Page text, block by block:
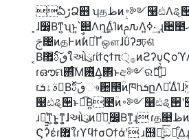
ఏڙՁ஋ ʮதظͷ࠾༻໨ඪΛୡ੒͢ΔͨΊͷ࠾༻޿ใઓུΛཱ͍ͯͨ
͕ɺ෼͔Βͳ͍ʯͱ͍͏՝୊Λղܾ͢ΔͨΊͷࢧԉΛߦ͍· ͢ɻ਺೥ޙͷ࠾༻
ࢢ৔ͷதͰͷࣗࣾͷཱͪҐஔɺΰʔϧঢ়ଶ
͔Βٯࢉͨ͠޿ใઓུɾίϯςϯπ੍࡞ͷϩʔυϚοϓΛࡦ ఆ͠ɺϓϩδΣΫτਪਐ͍͖ͯ͠·͢ɻ
ɾഔମ΋ͨ͘͞Μ࢖͍ͬͯΔ͕΋ͬͱඅ༻ରޮՌ͍͋͛ͨ
ɾࣄۀܭը͔Βٯࢉͯ͠ෳ਺೥ؒͷཁһܭըΛཱͯΔͨΊɺ ɹ೥ؒͷ࠾༻
໨ඪୡ੒ͱಉ͘͡Β͍೥ؒͷ࠾༻໨ඪୡ੒ʹ޲͚ͯ
ɹಈ͍͍͔ͯͳ͍ͱ͍͚ͳ͍͕ɺઓུͷཱͯํ͕෼͔Βͳ͍ɻ ɾத௕ظͷ࠾༻ྗ޲্ʹ޲͚ɺ࠾༻
Ϛʔέɾ޿ใɾϒϥϯσΟϯάʹ ɹ஫ྗ͍ͯ͘͠ඞཁ͕͋Δɻ ϖΠϯ ࠾༻